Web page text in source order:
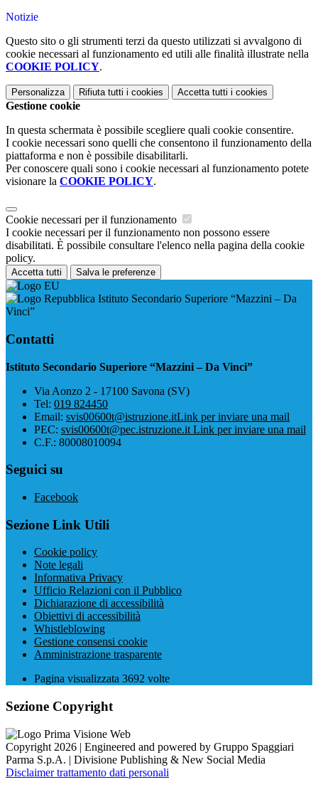
Notizie
Questo sito o gli strumenti terzi da questo utilizzati si avvalgono di
cookie necessari al funzionamento ed utili alle finalità illustrate nella
COOKIE POLICY.
Personalizza Rifiuta tutti i cookies Accetta tutti i cookies
Gestione cookie
In questa schermata è possibile scegliere quali cookie consentire.
I cookie necessari sono quelli che consentono il funzionamento della
piattaforma e non è possibile disabilitarli.
Per conoscere quali sono i cookie necessari al funzionamento potete
visionare la COOKIE POLICY.
Cookie necessari per il funzionamento
I cookie necessari per il funzionamento non possono essere
disabilitati. È possibile consultare l'elenco nella pagina della cookie
policy.
Accetta tutti Salva le preferenze
Istituto Secondario Superiore “Mazzini – Da
Vinci”
Contatti
Istituto Secondario Superiore “Mazzini – Da Vinci”
Via Aonzo 2 - 17100 Savona (SV)
Tel: 019 824450
Email: svis00600t@istruzione.itLink per inviare una mail
PEC: svis00600t@pec.istruzione.it Link per inviare una mail
C.F.: 80008010094
Seguici su
Facebook
Sezione Link Utili
Cookie policy
Note legali
Informativa Privacy
Ufficio Relazioni con il Pubblico
Dichiarazione di accessibilità
Obiettivi di accessibilità
Whistleblowing
Gestione consensi cookie
Amministrazione trasparente
Pagina visualizzata 3692 volte
Sezione Copyright
Copyright 2026 | Engineered and powered by Gruppo Spaggiari
Parma S.p.A. | Divisione Publishing & New Social Media
Disclaimer trattamento dati personali